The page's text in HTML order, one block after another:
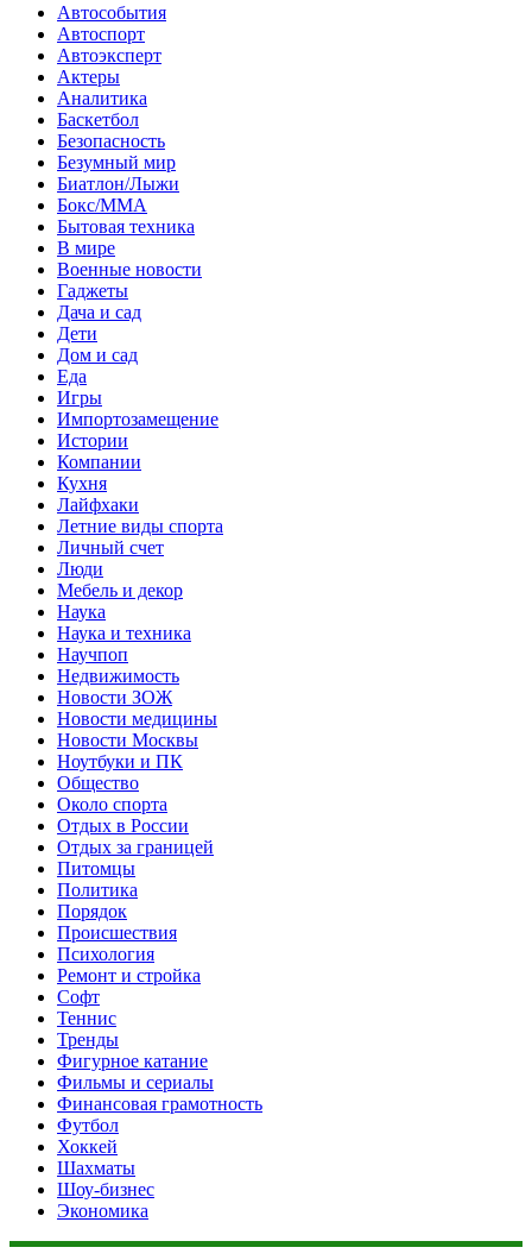
Автособытия
Автоспорт
Автоэксперт
Актеры
Аналитика
Баскетбол
Безопасность
Безумный мир
Биатлон/Лыжи
Бокс/MMA
Бытовая техника
В мире
Военные новости
Гаджеты
Дача и сад
Дети
Дом и сад
Еда
Игры
Импортозамещение
Истории
Компании
Кухня
Лайфхаки
Летние виды спорта
Личный счет
Люди
Мебель и декор
Наука
Наука и техника
Научпоп
Недвижимость
Новости ЗОЖ
Новости медицины
Новости Москвы
Ноутбуки и ПК
Общество
Около спорта
Отдых в России
Отдых за границей
Питомцы
Политика
Порядок
Происшествия
Психология
Ремонт и стройка
Софт
Теннис
Тренды
Фигурное катание
Фильмы и сериалы
Финансовая грамотность
Футбол
Хоккей
Шахматы
Шоу-бизнес
Экономика